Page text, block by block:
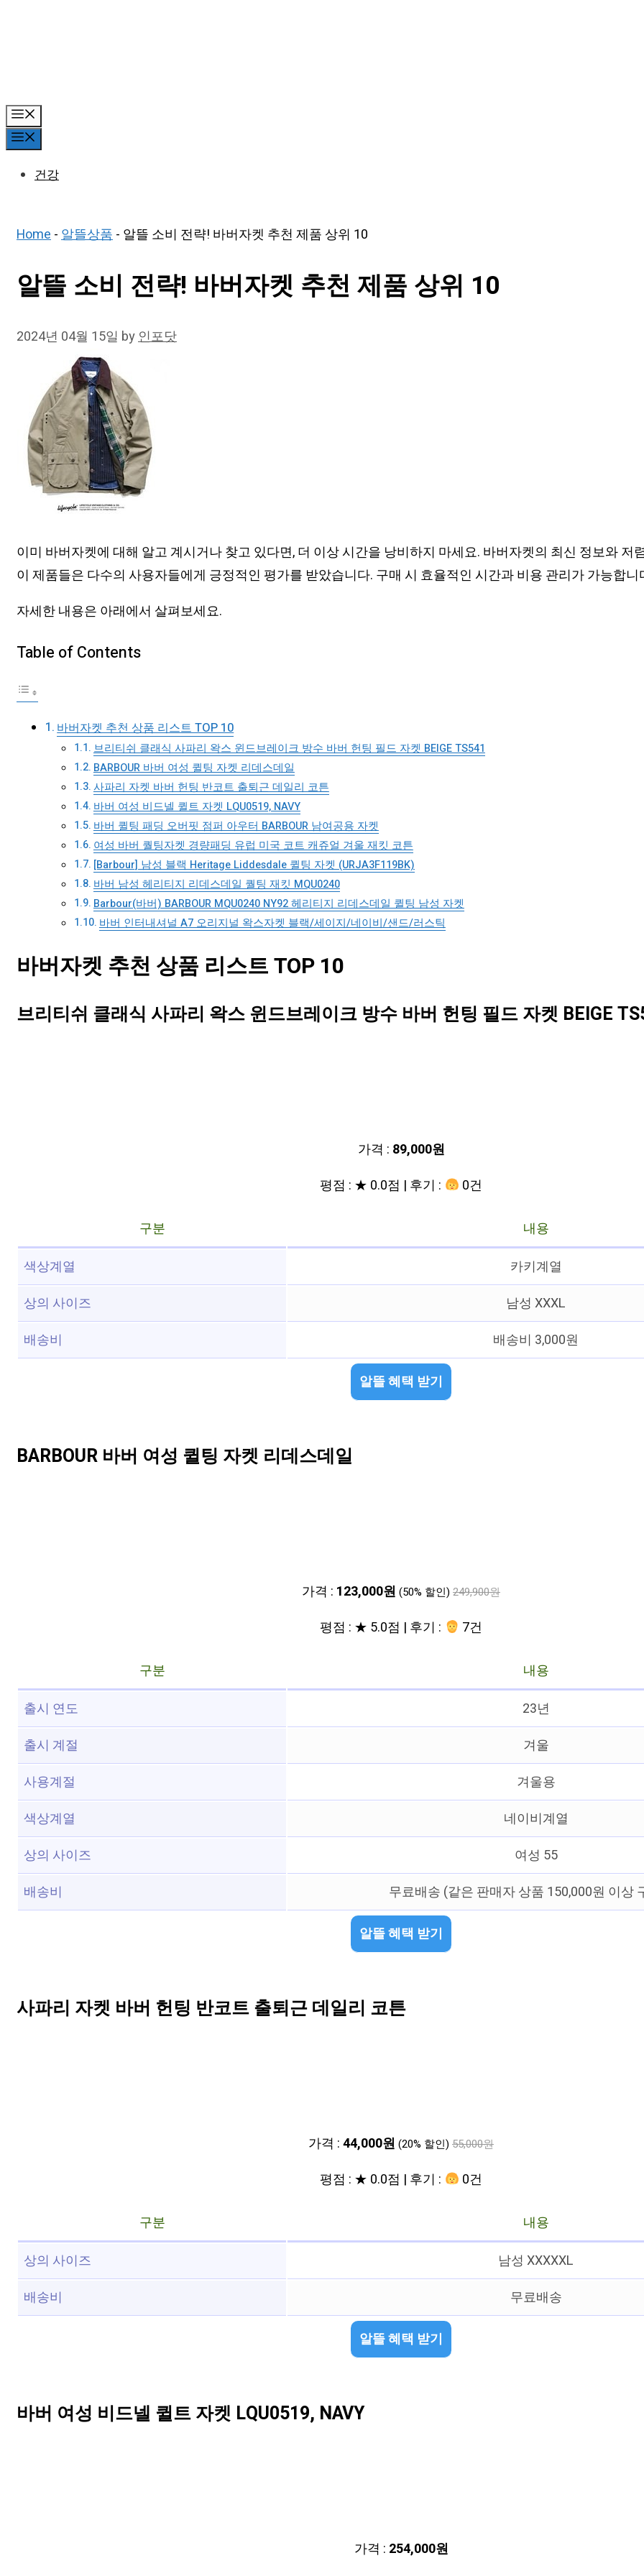
건강
Home-알뜰상품- 알뜰 소비 전략! 바버자켓 추천 제품 상위 10
알뜰 소비 전략! 바버자켓 추천 제품 상위 10
2024년 04월 15일 by인포닷
이미 바버자켓에 대해 알고 계시거나 찾고 있다면, 더 이상 시간을 낭비하지 마세요. 바버자켓의 최신 정보와 저
이 제품들은 다수의 사용자들에게 긍정적인 평가를 받았습니다. 구매 시 효율적인 시간과 비용 관리가 가능합니
자세한 내용은 아래에서 살펴보세요.
Table of Contents
바버자켓 추천 상품 리스트 TOP 10
브리티쉬 클래식 사파리 왁스 윈드브레이크 방수 바버 헌팅 필드 자켓 BEIGE TS541
BARBOUR 바버 여성 퀼팅 자켓 리데스데일
사파리 자켓 바버 헌팅 반코트 출퇴근 데일리 코튼
바버 여성 비드넬 퀼트 자켓 LQU0519, NAVY
바버 퀼팅 패딩 오버핏 점퍼 아우터 BARBOUR 남여공용 자켓
여성 바버 퀄팅자켓 경량패딩 유럽 미국 코트 캐쥬얼 겨울 재킷 코튼
[Barbour] 남성 블랙 Heritage Liddesdale 퀼팅 자켓 (URJA3F119BK)
바버 남성 헤리티지 리데스데일 퀄팅 재킷 MQU0240
Barbour(바버) BARBOUR MQU0240 NY92 헤리티지 리데스데일 퀼팅 남성 자켓
바버 인터내셔널 A7 오리지널 왁스자켓 블랙/세이지/네이비/샌드/러스틱
바버자켓 추천 상품 리스트 TOP 10
브리티쉬 클래식 사파리 왁스 윈드브레이크 방수 바버 헌팅 필드 자켓 BEIGE
가격 : 89,000원
평점 : ★ 0.0점 | 후기 :
0건
구분
내용
색상계열
카키계열
상의 사이즈
남성 XXXL
배송비
배송비 3,000원
알뜰 혜택 받기
BARBOUR 바버 여성 퀼팅 자켓 리데스데일
가격 : 123,000원 (50% 할인) 249,900원
평점 : ★ 5.0점 | 후기 : 7건
구분
내용
출시 연도
23년
출시 계절
겨울
사용계절
겨울용
색상계열
네이비계열
상의 사이즈
여성 55
배송비
무료배송 (같은 판매자 상품 150,000원 이상
알뜰 혜택 받기
사파리 자켓 바버 헌팅 반코트 출퇴근 데일리 코튼
가격 :44,000원 (20% 할인) 55,000원
평점 : ★ 0.0점 | 후기 : 0건
구분
내용
상의 사이즈
남성 XXXXXL
배송비
무료배송
알뜰 혜택 받기
바버 여성 비드넬 퀼트 자켓 LQU0519, NAVY
가격 : 254,000원